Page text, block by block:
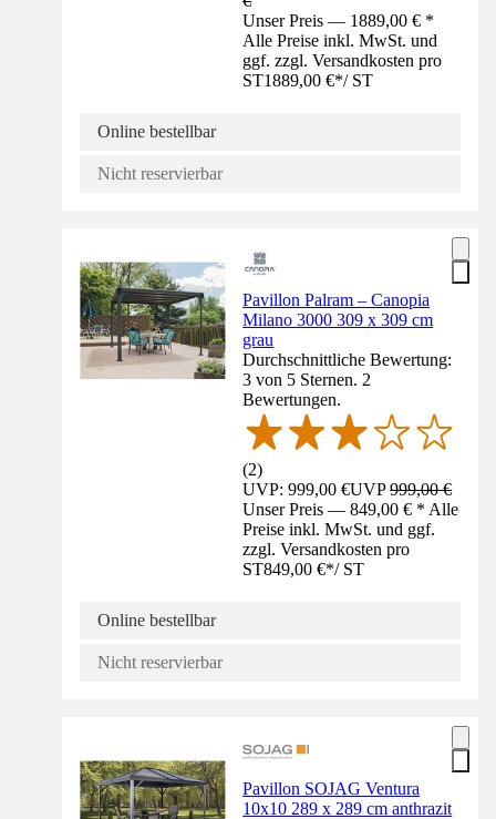
Unser Preis — 1889,00 € *
Alle Preise inkl. MwSt. und
ggf. zzgl. Versandkosten pro
ST1889,00 €*/ ST
Online bestellbar
Nicht reservierbar
Pavillon Palram – Canopia
Milano 3000 309 x 309 cm
grau
Durchschnittliche Bewertung:
3 von 5 Sternen. 2
Bewertungen.
(2)
UVP: 999,00 €UVP999,00 €
Unser Preis — 849,00 € * Alle
Preise inkl. MwSt. und ggf.
zzgl. Versandkosten pro
ST849,00 €*/ ST
Online bestellbar
Nicht reservierbar
Pavillon SOJAG Ventura
10x10 289 x 289 cm anthrazit